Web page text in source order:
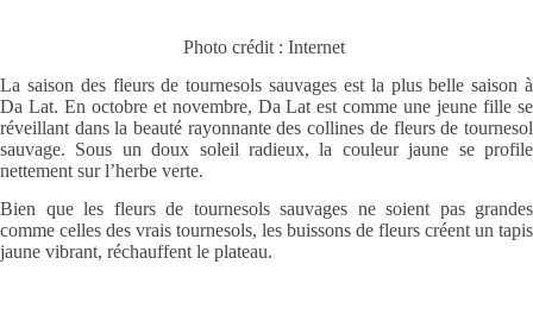
Photo crédit : Internet
La saison des fleurs de tournesols sauvages est la plus belle saison à
Da Lat. En octobre et novembre, Da Lat est comme une jeune fille se
réveillant dans la beauté rayonnante des collines de fleurs de tournesol
sauvage. Sous un doux soleil radieux, la couleur jaune se profile
nettement sur l’herbe verte.
Bien que les fleurs de tournesols sauvages ne soient pas grandes
comme celles des vrais tournesols, les buissons de fleurs créent un tapis
jaune vibrant, réchauffent le plateau.